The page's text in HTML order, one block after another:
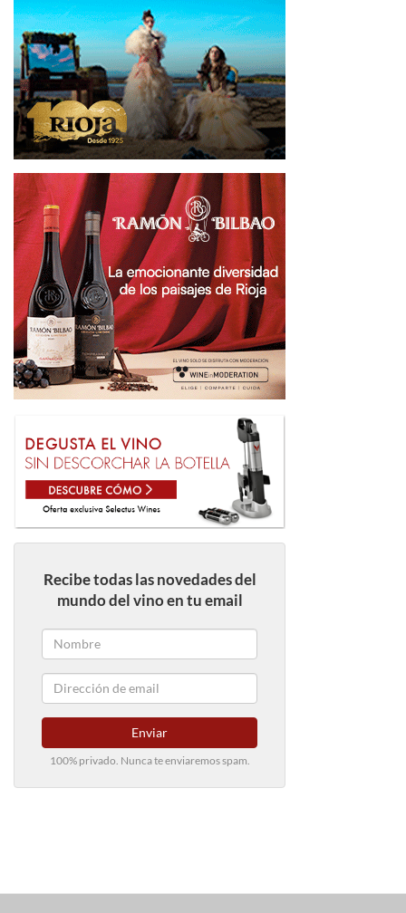
Recibe todas las novedades del
mundo del vino en tu email
Enviar
100% privado. Nunca te enviaremos spam.